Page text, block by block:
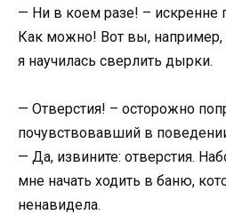
— Ни в коем разе! – искренне
Как можно! Вот вы,
я научилась сверлить дырки.
— Отверстия! – осторожно
почувствовавший в
— Да, извините: отверстия.
мне начать ходить в баню,
ненавидела.